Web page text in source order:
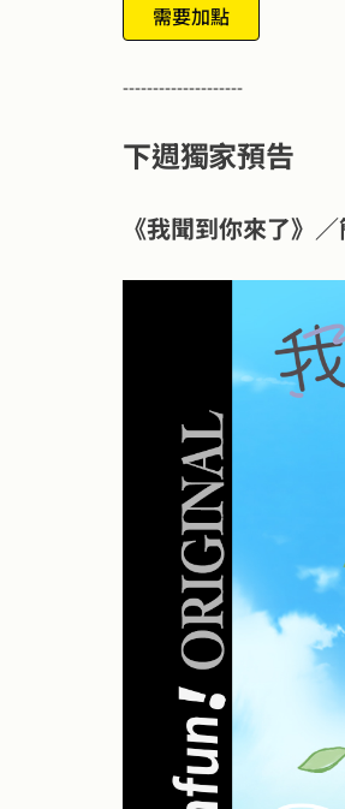
需要加點
--------------------
下週獨家預告
《我聞到你來了》